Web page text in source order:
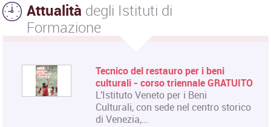
Attualità degli Istituti di
Formazione
Tecnico del restauro per i beni
culturali - corso triennale GRATUITO
L'Istituto Veneto per i Beni
Culturali, con sede nel centro storico
di Venezia,…